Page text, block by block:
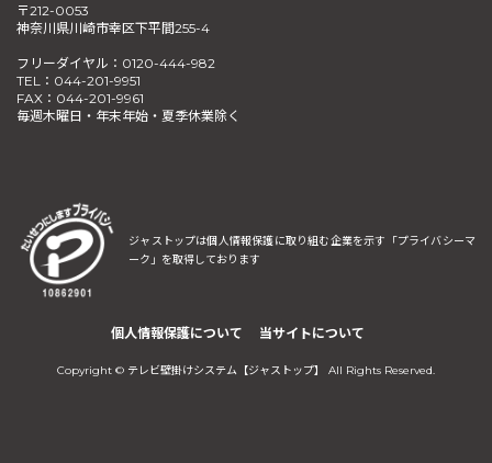
〒212-0053
神奈川県川崎市幸区下平間255-4
フリーダイヤル：0120-444-982
TEL：044-201-9951
FAX：044-201-9961
毎週木曜日・年末年始・夏季休業除く
個人情報保護について 当サイトについて
Copyright © テレビ壁掛けシステム【ジャストップ】 All Rights Reserved.
ジャストップは個人情報保護に取り組む企業を示す
「プライバシーマ
ーク」を取得しております